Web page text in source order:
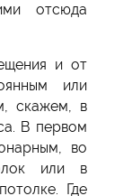
отсюда
и от
или
скажем, в
В первом
во
или в
Где